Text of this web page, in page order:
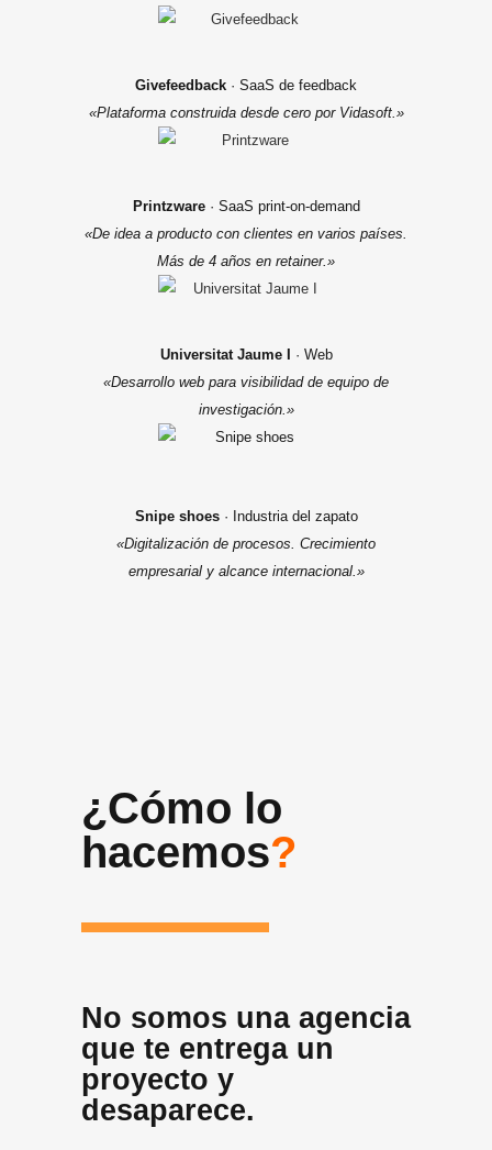
Givefeedback · SaaS de feedback
«Plataforma construida desde cero por Vidasoft.»
Printzware· SaaS print-on-demand
«De idea a producto con clientes en varios países.
Más de 4 años en retainer.»
Universitat Jaume I · Web
«Desarrollo web para visibilidad de equipo de
investigación.»
Snipe shoes· Industria del zapato
«Digitalización de procesos. Crecimiento
empresarial y alcance internacional.»
¿Cómo lo
hacemos?
No somos una agencia
que te entrega un
proyecto y
desaparece.